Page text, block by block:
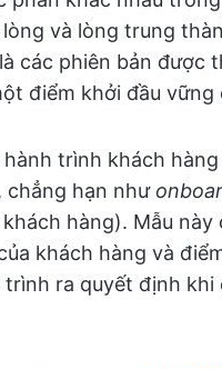
và lòng trung
các phiên bản được
điểm khởi đầu vững
trình khách
chẳng hạn như
hàng). Mẫu
khách hàng và
ra quyết định